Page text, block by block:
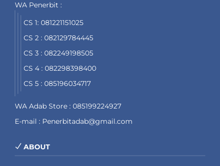
WA Penerbit :
CS 1: 081221151025
CS 2 : 082129784445
CS 3 : 082249198505
CS 4 : 082298398400
CS 5 : 085196034717
WA Adab Store : 085199224927
E-mail : Penerbitadab@gmail.com
ABOUT